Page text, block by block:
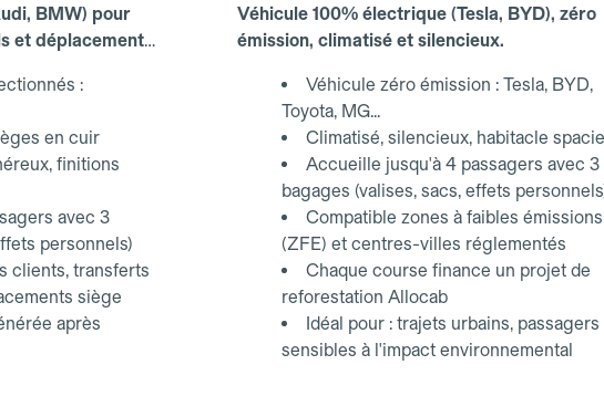
BMW) pour
et déplacements
:
en cuir
finitions
avec 3
personnels)
clients, transferts
siège
après
Véhicule 100% électrique (Tesla, BYD), zéro
émission, climatisé et silencieux.
Véhicule zéro émission : Tesla, BYD,
Toyota, MG...
Climatisé, silencieux, habitacle
Accueille jusqu'à 4 passagers avec 3
bagages (valises, sacs, effets
Compatible zones à faibles émissions
(ZFE) et centres-villes réglementés
Chaque course finance un projet de
reforestation Allocab
Idéal pour : trajets urbains, passagers
sensibles à l'impact environnemental